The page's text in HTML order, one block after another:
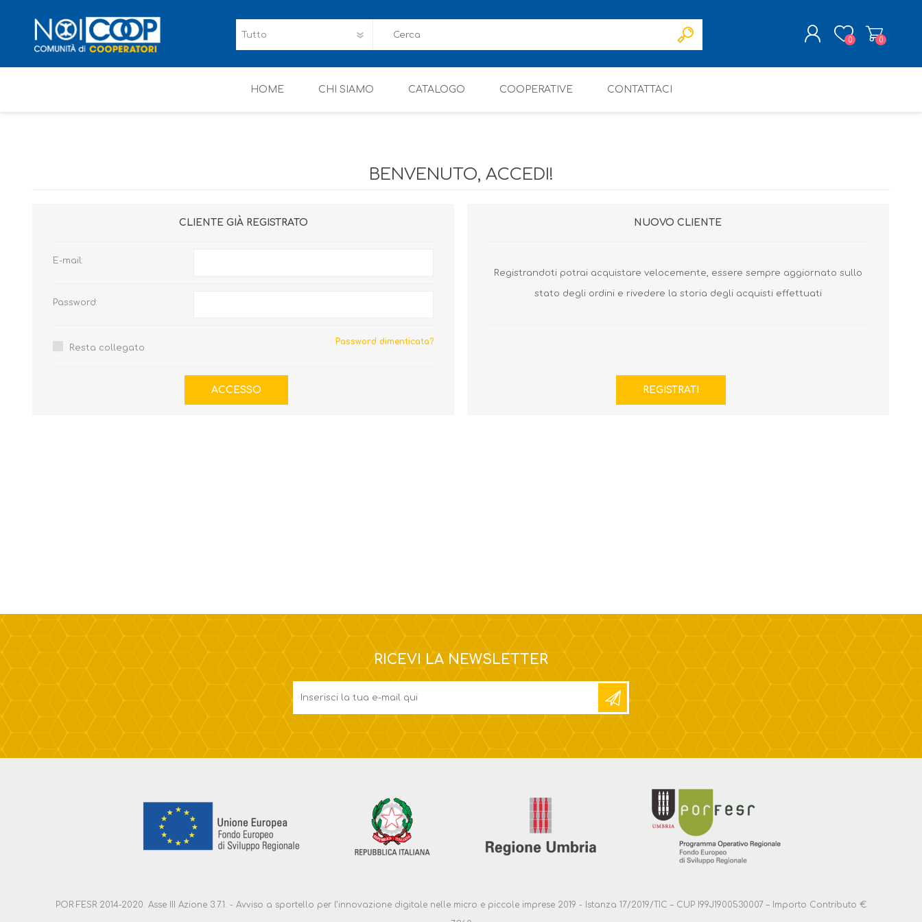
0 0
HOME CHI SIAMO CATALOGO COOPERATIVE CONTATTACI
BENVENUTO, ACCEDI!
CLIENTE GIÀ REGISTRATO
E-mail:
Password:
Resta collegato
Password dimenticata?
NUOVO CLIENTE
Registrandoti potrai acquistare velocemente, essere sempre aggiornato sullo
stato degli ordini e rivedere la storia degli acquisti effettuati
RICEVI LA NEWSLETTER
POR FESR 2014-2020. Asse III Azione 3.7.1. - Avviso a sportello per l’innovazione digitale nelle micro e piccole imprese 2019 - Istanza 17/2019/TIC – CUP I99J1900530007 – Importo Contributo €